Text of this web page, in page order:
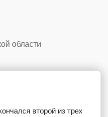
области
второй из трех